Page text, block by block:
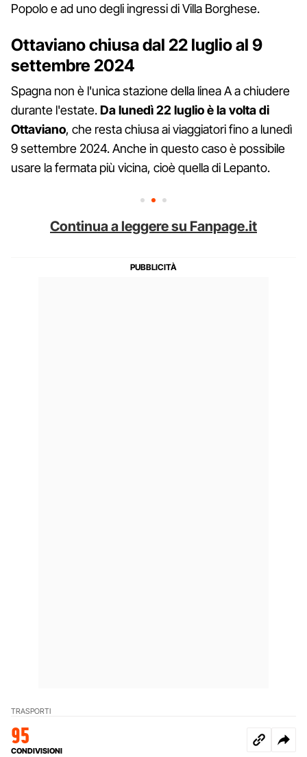
Popolo e ad uno degli ingressi di Villa Borghese.
Ottaviano chiusa dal 22 luglio al 9
settembre 2024
Spagna non è l'unica stazione della linea A a chiudere
durante l'estate.Da lunedì 22 luglio è la volta di
Ottaviano, che resta chiusa ai viaggiatori fino a lunedì
9 settembre 2024. Anche in questo caso è possibile
usare la fermata più vicina, cioè quella di Lepanto.
Continua a leggere su Fanpage.it
TRASPORTI
95
CONDIVISIONI